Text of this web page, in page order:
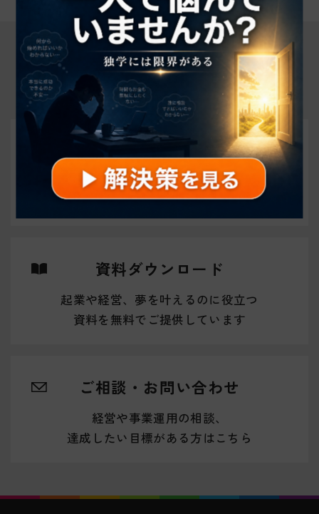
Contact Us
L.C.S. Startup Academy に
興味をお持ちの方へ
イベント・セミナーに参加
あなたの挑戦を後押しする
セミナーやイベントを随時開催しています
資料ダウンロード
起業や経営、夢を叶えるのに役立つ
資料を無料でご提供しています
ご相談・お問い合わせ
経営や事業運用の相談、
達成したい目標がある方はこちら